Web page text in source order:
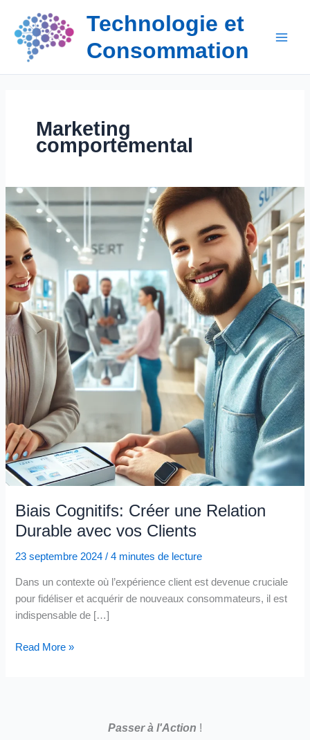
contenu
Technologie et
Consommation
Marketing
comportemental
Biais Cognitifs: Créer une Relation
Durable avec vos Clients
23 septembre 2024/4 minutes de lecture
Dans un contexte où l’expérience client est devenue cruciale
pour fidéliser et acquérir de nouveaux consommateurs, il est
indispensable de […]
Biais
Read More »
Passer à l'Action !